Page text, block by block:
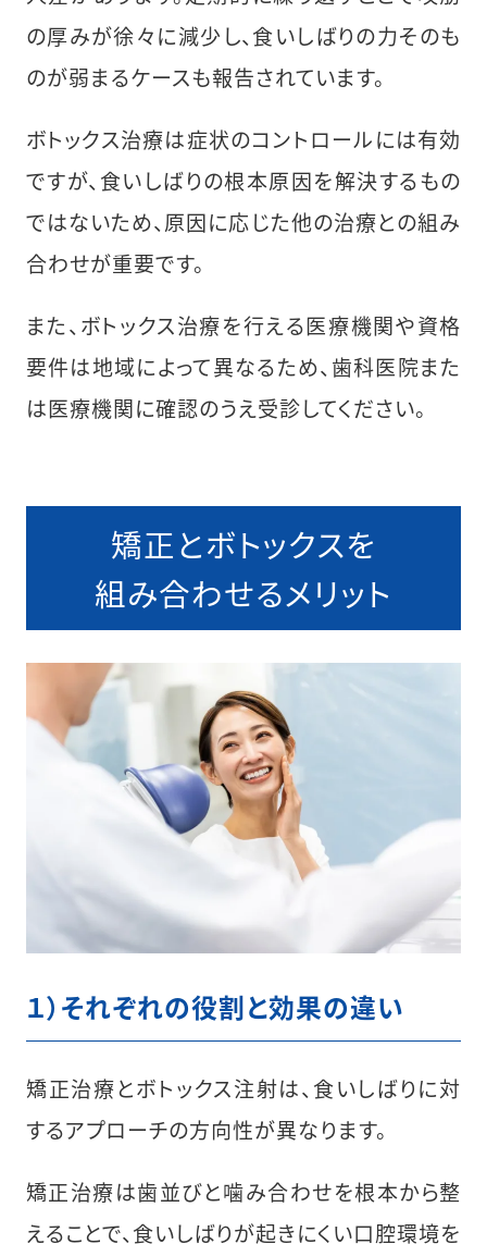
の厚みが徐々に減少し、食いしばりの力そのも
のが弱まるケースも報告されています。
ボトックス治療は症状のコントロールには有効
ですが、食いしばりの根本原因を解決するもの
ではないため、原因に応じた他の治療との組み
合わせが重要です。
また、ボトックス治療を行える医療機関や資格
要件は地域によって異なるため、歯科医院また
は医療機関に確認のうえ受診してください。
矯正とボトックスを
組み合わせるメリット
１）それぞれの役割と効果の違い
矯正治療とボトックス注射は、食いしばりに対
するアプローチの方向性が異なります。
矯正治療は歯並びと噛み合わせを根本から整
えることで、食いしばりが起きにくい口腔環境を